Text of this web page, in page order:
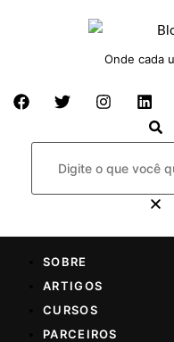
Onde cada
SOBRE
ARTIGOS
CURSOS
PARCEIROS